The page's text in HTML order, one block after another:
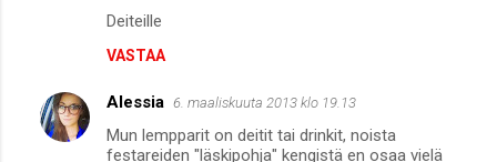
Deiteille
VASTAA
Alessia 6. maaliskuuta 2013 klo 19.13
Mun lempparit on deitit tai drinkit, noista
festareiden "läskipohja" kengistä en osaa vielä